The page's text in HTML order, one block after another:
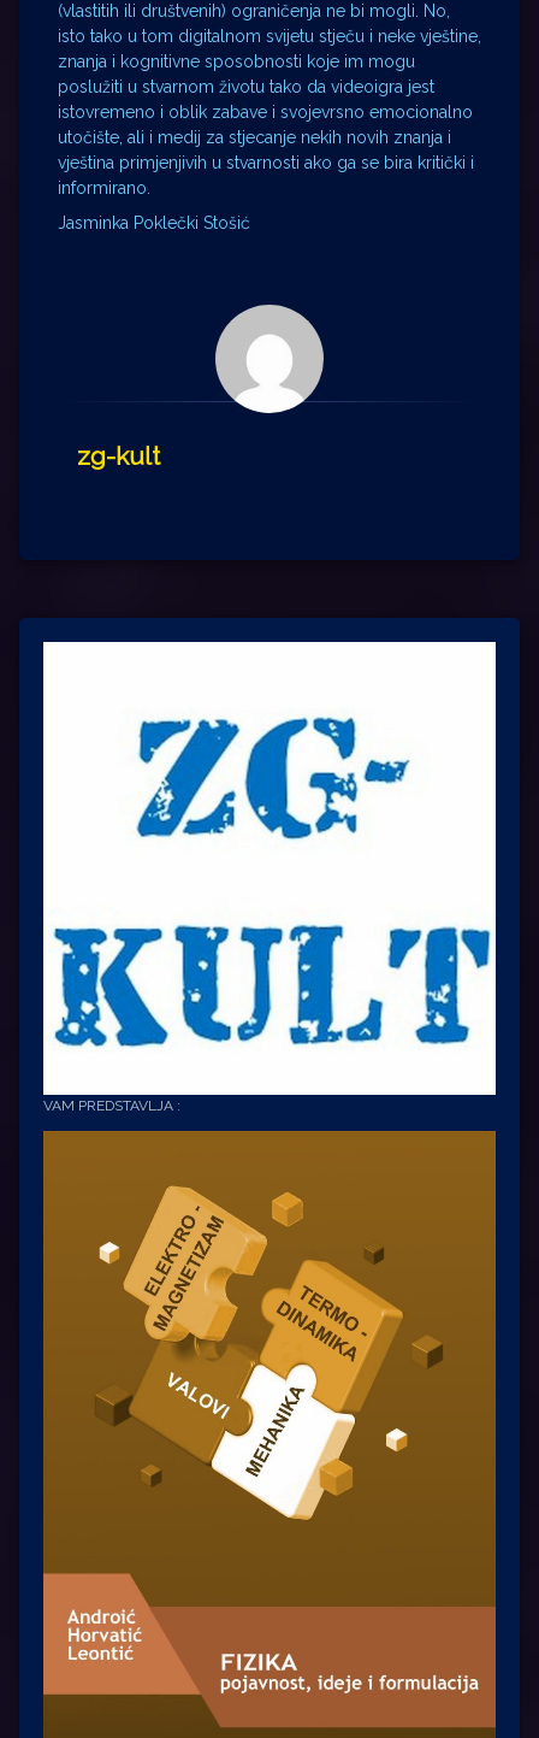
(vlastitih ili društvenih) ograničenja ne bi mogli. No,
isto tako u tom digitalnom svijetu stječu i neke vještine,
znanja i kognitivne sposobnosti koje im mogu
poslužiti u stvarnom životu tako da videoigra jest
istovremeno i oblik zabave i svojevrsno emocionalno
utočište, ali i medij za stjecanje nekih novih znanja i
vještina primjenjivih u stvarnosti ako ga se bira kritički i
informirano.
Jasminka Poklečki Stošić
zg-kult
VAM PREDSTAVLJA :